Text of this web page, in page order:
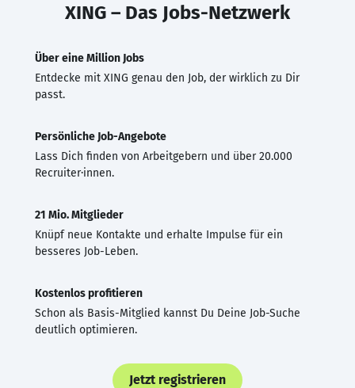
XING – Das Jobs-Netzwerk
Über eine Million Jobs
Entdecke mit XING genau den Job, der wirklich zu Dir
passt.
Persönliche Job-Angebote
Lass Dich finden von Arbeitgebern und über 20.000
Recruiter·innen.
21 Mio. Mitglieder
Knüpf neue Kontakte und erhalte Impulse für ein
besseres Job-Leben.
Kostenlos profitieren
Schon als Basis-Mitglied kannst Du Deine Job-Suche
deutlich optimieren.
Jetzt registrieren